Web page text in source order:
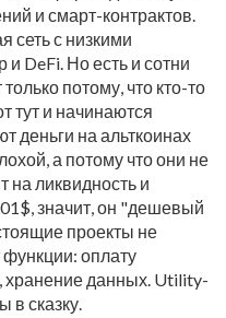
и смарт-контрактов.
сеть с низкими
и DeFi. Но есть и сотни
потому, что кто-то
тут и начинаются
деньги на альткоинах
а потому что они не
на ликвидность и
значит, он "дешевый
проекты не
оплату
хранение данных. Utility-
в сказку.